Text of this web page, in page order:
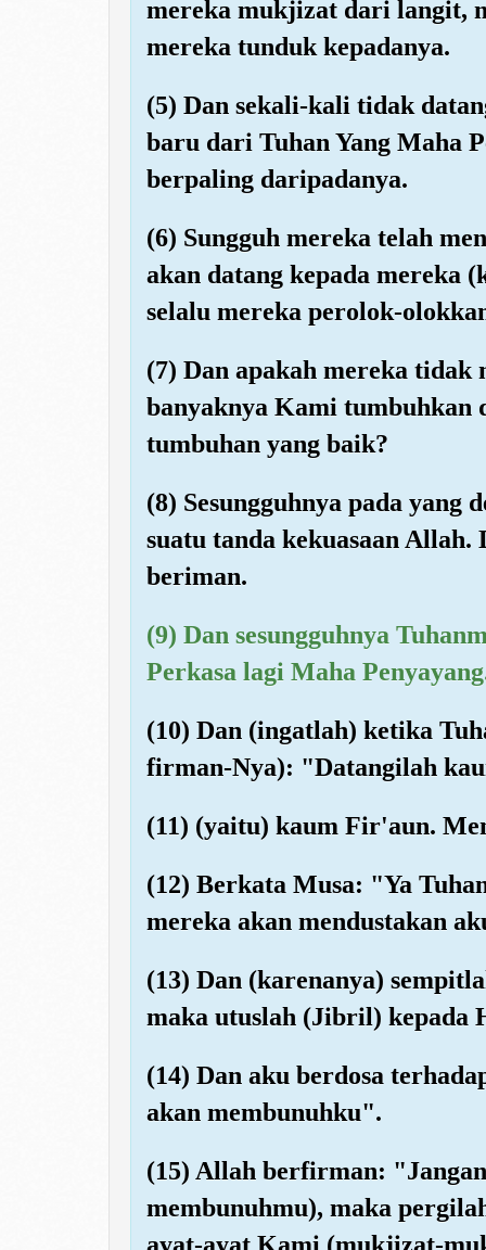
mereka mukjizat dari langit,
mereka tunduk kepadanya.
(5) Dan sekali-kali tidak
baru dari Tuhan Yang Maha
berpaling daripadanya.
(6) Sungguh mereka telah
akan datang kepada mereka
selalu mereka perolok-
(7) Dan apakah mereka
banyaknya Kami tumbuhkan
tumbuhan yang baik?
(8) Sesungguhnya pada
suatu tanda kekuasaan
beriman.
(9) Dan sesungguhnya
Perkasa lagi Maha
(10) Dan (ingatlah) ketika
firman-Nya): "Datangilah
(11) (yaitu) kaum Fir'aun.
(12) Berkata Musa: "Ya
mereka akan mendustakan
(13) Dan (karenanya)
maka utuslah (Jibril) kepada
(14) Dan aku berdosa
akan membunuhku".
(15) Allah berfirman:
membunuhmu), maka
ayat-ayat Kami (mukjizat-